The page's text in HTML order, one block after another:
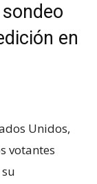
en
Unidos,
votantes